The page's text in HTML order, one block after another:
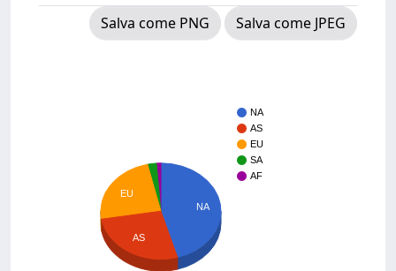
Salva come PNG
Salva come JPEG
NA
AS
EU
SA
AF
NA
EU
AS